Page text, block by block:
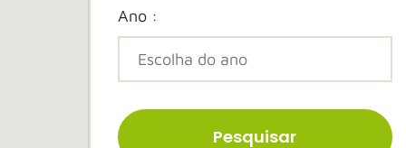
Ano :
Pesquisar